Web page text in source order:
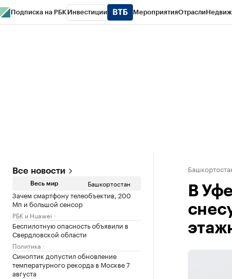
Подписка на РБК Инвестиции МероприятияОтрасли
Все новости
Весь мир Башкортостан
Зачем смартфону телеобъектив, 200
Мп и большой сенсор
РБК и Huawei
Беспилотную опасность объявили в
Свердловской области
Политика
Синоптик допустил обновление
температурного рекорда в Москве 7
августа
В